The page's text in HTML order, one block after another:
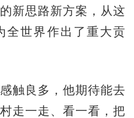
新思路新方案，从这
全世界作出了重大贡
良多，他期待能去
走一走、看一看，把